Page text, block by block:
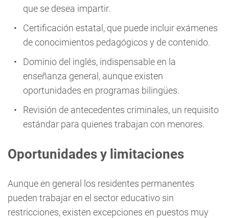
que se desea impartir.
Certificación estatal, que puede incluir exámenes
de conocimientos pedagógicos y de contenido.
Dominio del inglés, indispensable en la
enseñanza general, aunque existen
oportunidades en programas bilingües.
Revisión de antecedentes criminales, un requisito
estándar para quienes trabajan con menores.
Oportunidades y limitaciones
Aunque en general los residentes permanentes
pueden trabajar en el sector educativo sin
restricciones, existen excepciones en puestos muy